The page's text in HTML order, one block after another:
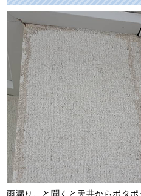
雨漏り、と聞くと天井からポタ